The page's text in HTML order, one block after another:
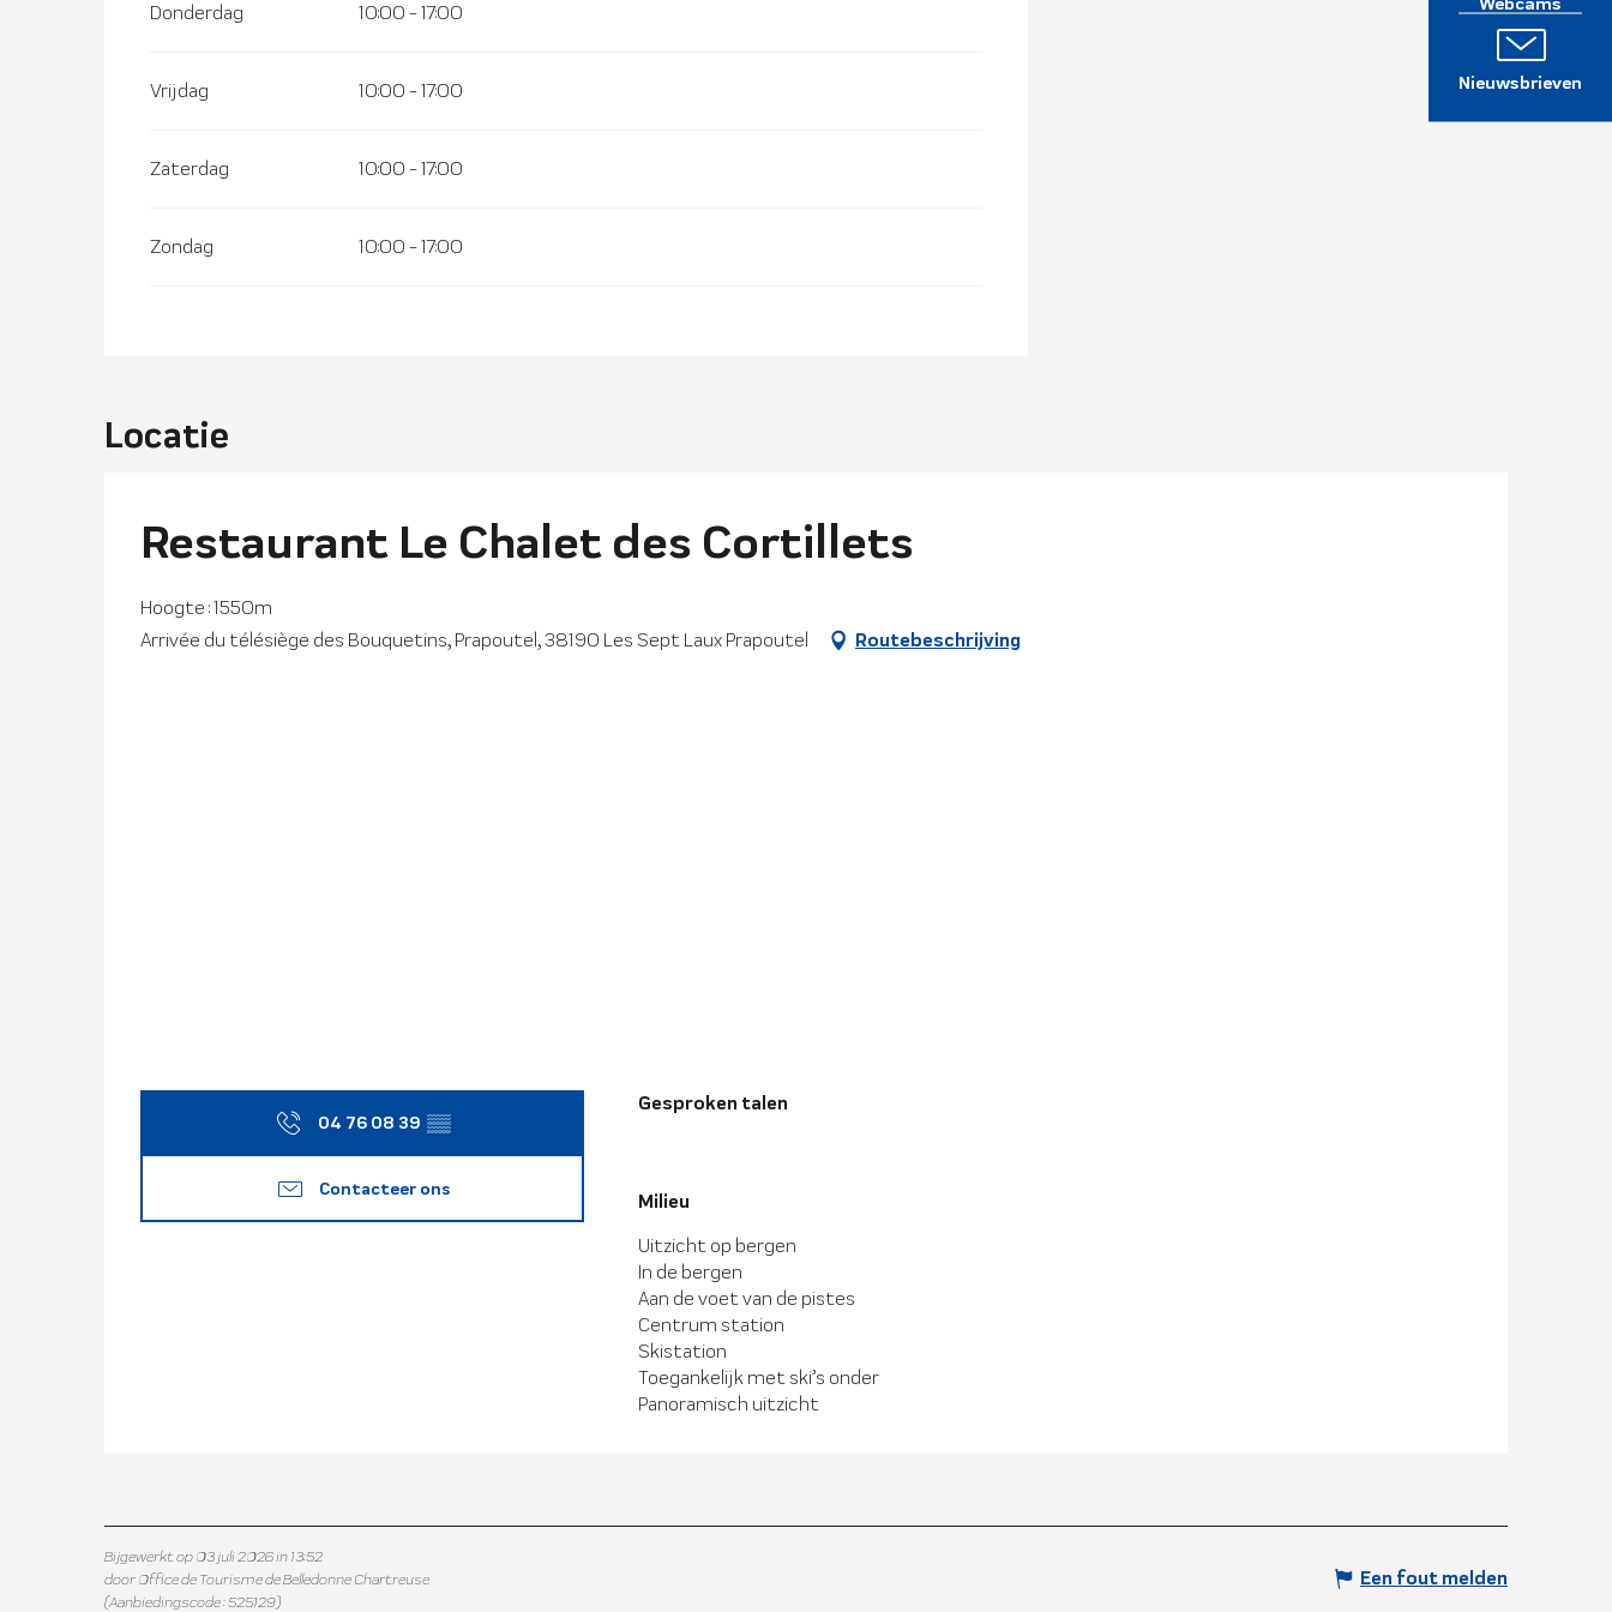
Nieuwsbrieven
Donderdag 10:00 - 17:00
Vrijdag 10:00 - 17:00
Zaterdag 10:00 - 17:00
Zondag 10:00 - 17:00
Locatie
Restaurant Le Chalet des Cortillets
Hoogte : 1550m
Arrivée du télésiège des Bouquetins, Prapoutel, 38190 Les Sept Laux Prapoutel
Routebeschrijving
04 76 08 39 ▒▒
Contacteer ons
Gesproken talen
Gesproken talen
Milieu
Milieu
Uitzicht op bergen
In de bergen
Aan de voet van de pistes
Centrum station
Skistation
Toegankelijk met ski’s onder
Panoramisch uitzicht
Bijgewerkt op 03 juli 2026 in 13:52
door Office de Tourisme de Belledonne Chartreuse
(Aanbiedingscode :525129)
Een fout melden